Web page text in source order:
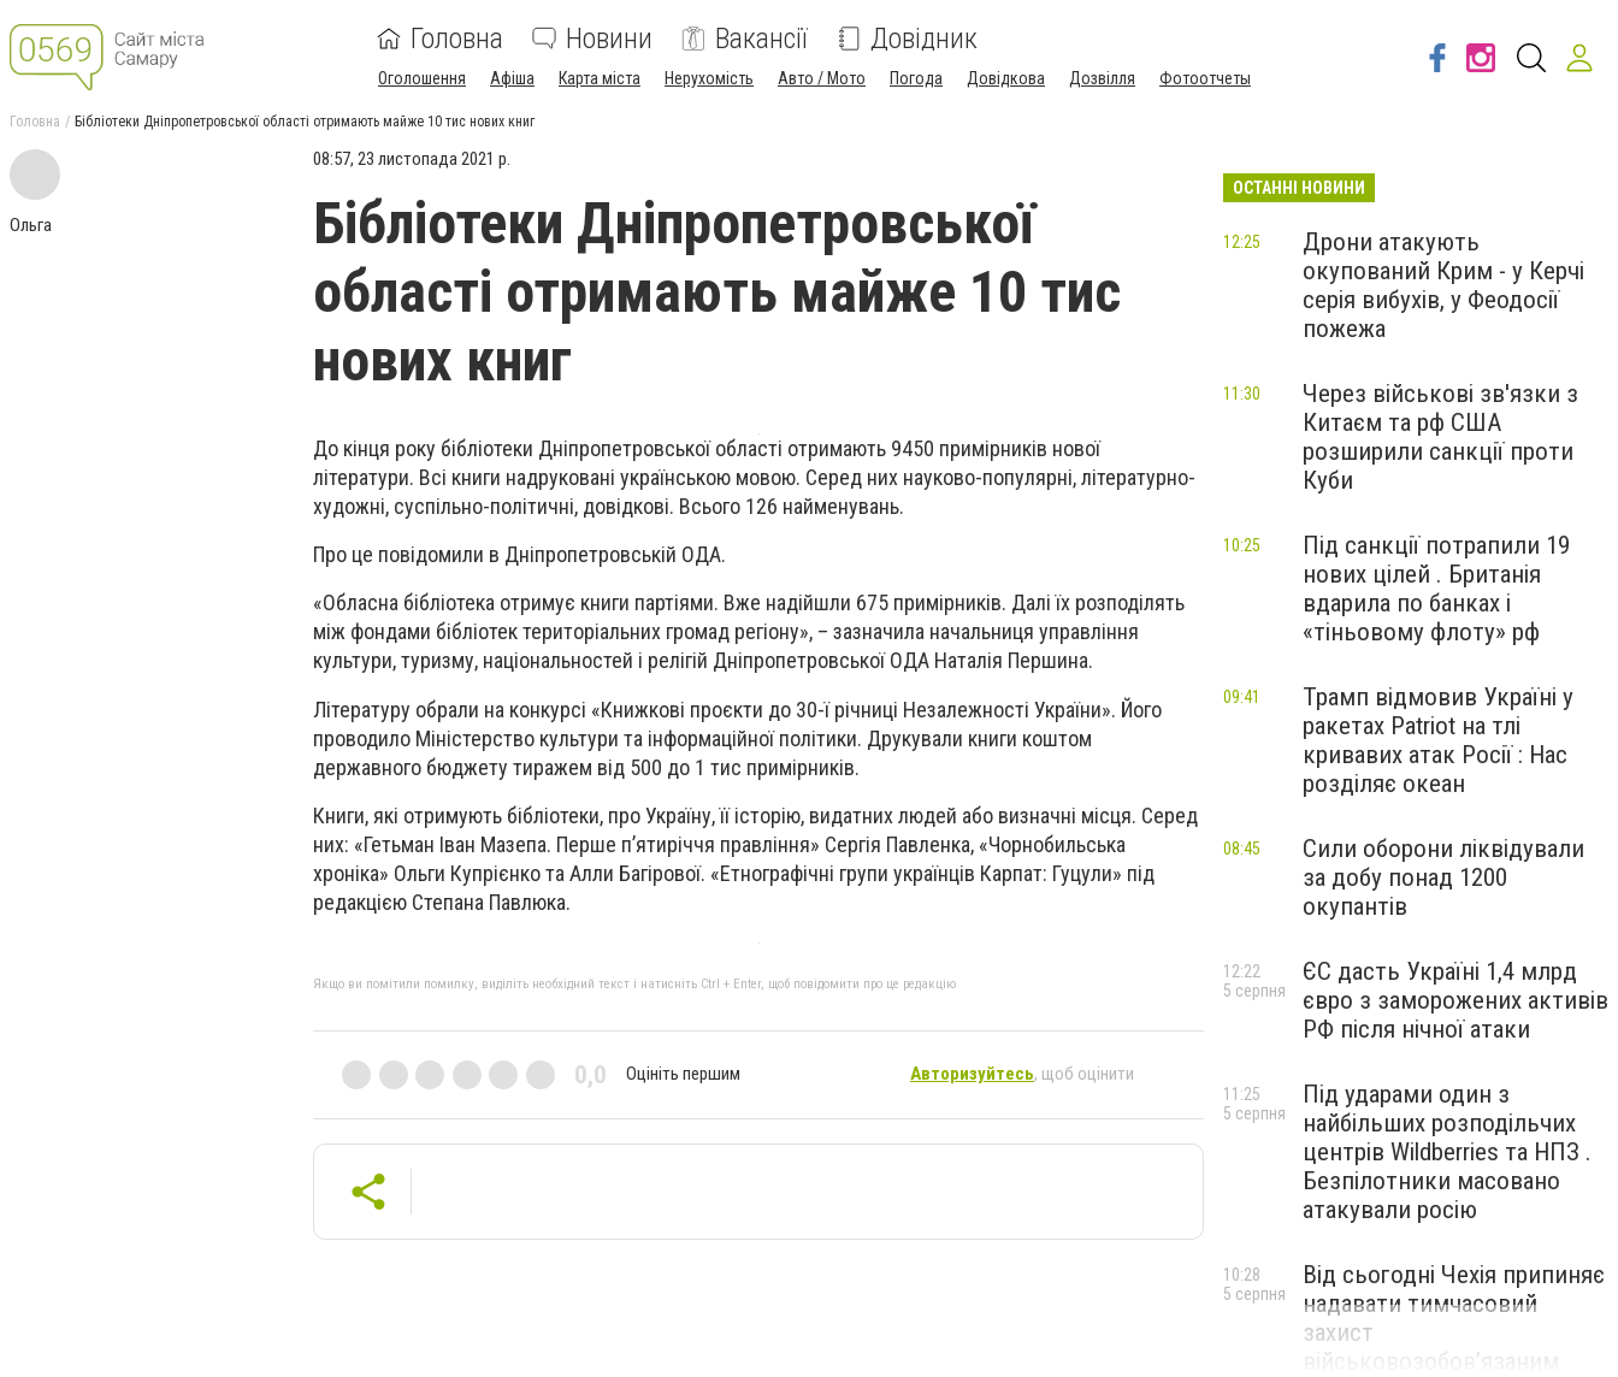
Головна Новини Вакансії Довідник
Оголошення Афіша Карта міста Нерухомість Авто / Мото Погода Довідкова Дозвілля Фотоотчеты
Головна Бібліотеки Дніпропетровської області отримають майже 10 тис нових книг
Ольга
08:57, 23 листопада 2021 р.
Бібліотеки Дніпропетровської
області отримають майже 10 тис
нових книг
До кінця року бібліотеки Дніпропетровської області отримають 9450 примірників нової
літератури. Всі книги надруковані українською мовою. Серед них науково-популярні, літературно-
художні, суспільно-політичні, довідкові. Всього 126 найменувань.
Про це повідомили в Дніпропетровській ОДА.
«Обласна бібліотека отримує книги партіями. Вже надійшли 675 примірників. Далі їх розподілять
між фондами бібліотек територіальних громад регіону», – зазначила начальниця управління
культури, туризму, національностей і релігій Дніпропетровської ОДА Наталія Першина.
Літературу обрали на конкурсі «Книжкові проєкти до 30-ї річниці Незалежності України». Його
проводило Міністерство культури та інформаційної політики. Друкували книги коштом
державного бюджету тиражем від 500 до 1 тис примірників.
Книги, які отримують бібліотеки, про Україну, її історію, видатних людей або визначні місця. Серед
них: «Гетьман Іван Мазепа. Перше п’ятиріччя правління» Сергія Павленка, «Чорнобильська
хроніка» Ольги Купрієнко та Алли Багірової. «Етнографічні групи українців Карпат: Гуцули» під
редакцією Степана Павлюка.
Якщо ви помітили помилку, виділіть необхідний текст і натисніть Ctrl + Enter, щоб повідомити про це редакцію
0,0 Оцініть першим Авторизуйтесь, щоб оцінити
ОСТАННІ НОВИНИ
Дрони атакують
окупований Крим - у Керчі
серія вибухів, у Феодосії
пожежа
12:25
Через військові зв'язки з
Китаєм та рф США
розширили санкції проти
Куби
11:30
Під санкції потрапили 19
нових цілей . Британія
вдарила по банках і
«тіньовому флоту» рф
10:25
Трамп відмовив Україні у
ракетах Patriot на тлі
кривавих атак Росії : Нас
розділяє океан
09:41
Сили оборони ліквідували
за добу понад 1200
окупантів
08:45
ЄС дасть Україні 1,4 млрд
євро з заморожених активів
РФ після нічної атаки
12:22
5 серпня
Під ударами один з
найбільших розподільчих
центрів Wildberries та НПЗ .
Безпілотники масовано
атакували росію
11:25
5 серпня
Від сьогодні Чехія припиняє
надавати тимчасовий
захист
військовозобов’язаним
10:28
5 серпня